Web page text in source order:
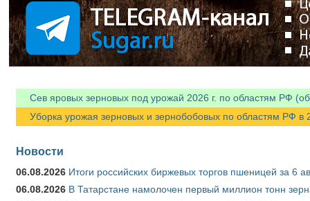
Сев яровых зерновых под урожай 2026 г. по областям РФ
Уборка урожая зерновых и зернобобовых по областям РФ в
Новости
06.08.2026 Итоги российских биржевых торгов пшеницей за 6
06.08.2026 В Татарстане намолочен первый миллион тонн